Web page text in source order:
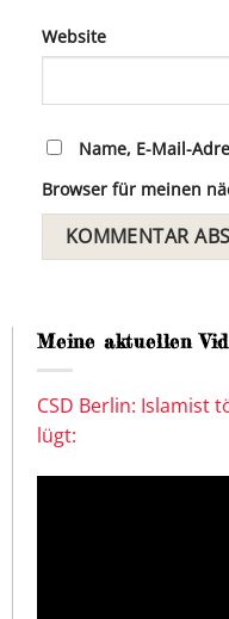
Website
Name, E-Mail-
Browser für meinen
Meine aktuellen
CSD Berlin: Islamist
lügt: